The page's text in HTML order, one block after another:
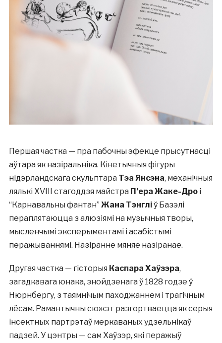
Першая частка — пра пабочны эфекце прысутнасці
аўтара як назіральніка. Кінетычныя фігуры
нідэрландскага скульптара Тэа Янсэна, механічныя
лялькі XVIII стагоддзя майстра П’ера Жаке-Дроі
“Карнавальны фантан” Жана Тэнгліў Базэлі
пераплятаюцца з алюзіямі на музычныя творы,
мысленчымі эксперыментамі і асабістымі
перажываннямі. Назіранне мяняе назіранае.
Другая частка — гісторыя Каспара Хаўзэра,
загадкавага юнака, знойдзенага ў 1828 годзе ў
Нюрнбергу, з таямнічым паходжаннем і трагічным
лёсам. Рамантычны сюжэт разгортваецца як серыя
інсектных партрэтаў меркаваных удзельнікаў
падзей. У цэнтры — сам Хаўзэр, які перажыў